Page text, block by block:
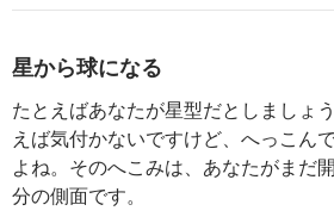
星から球になる
たとえばあなたが星型だとしましょ
えば気付かないですけど、へっこん
よね。そのへこみは、あなたがまだ
分の側面です。